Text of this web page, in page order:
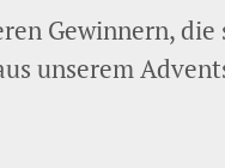
Gewinnern,
unserem